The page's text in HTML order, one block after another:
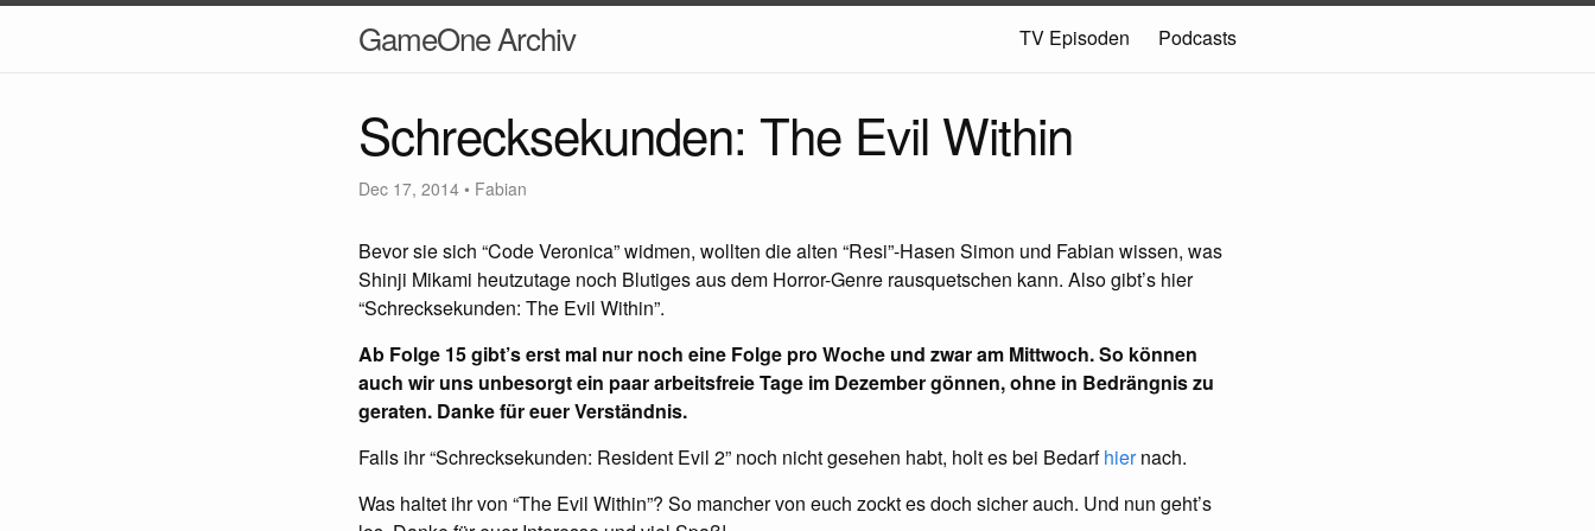
GameOne Archiv TV Episoden Podcasts
Schrecksekunden: The Evil Within
Dec 17, 2014 • Fabian
Bevor sie sich “Code Veronica” widmen, wollten die alten “Resi”-Hasen Simon und Fabian wissen, was
Shinji Mikami heutzutage noch Blutiges aus dem Horror-Genre rausquetschen kann. Also gibt’s hier
“Schrecksekunden: The Evil Within”.
Ab Folge 15 gibt’s erst mal nur noch eine Folge pro Woche und zwar am Mittwoch. So können
auch wir uns unbesorgt ein paar arbeitsfreie Tage im Dezember gönnen, ohne in Bedrängnis zu
geraten. Danke für euer Verständnis.
Falls ihr “Schrecksekunden: Resident Evil 2” noch nicht gesehen habt, holt es bei Bedarfhiernach.
Was haltet ihr von “The Evil Within”? So mancher von euch zockt es doch sicher auch. Und nun geht’s